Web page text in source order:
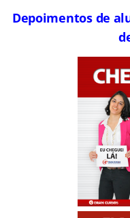
Depoimentos de